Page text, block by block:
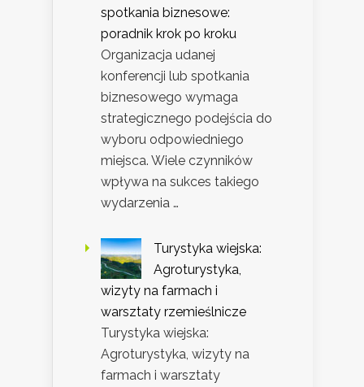
spotkania biznesowe:
poradnik krok po kroku
Organizacja udanej
konferencji lub spotkania
biznesowego wymaga
strategicznego podejścia do
wyboru odpowiedniego
miejsca. Wiele czynników
wpływa na sukces takiego
wydarzenia …
Turystyka wiejska:
Agroturystyka,
wizyty na farmach i
warsztaty rzemieślnicze
Turystyka wiejska:
Agroturystyka, wizyty na
farmach i warsztaty